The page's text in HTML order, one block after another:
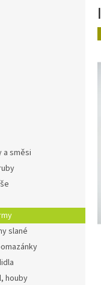
a směsi
slané
houby